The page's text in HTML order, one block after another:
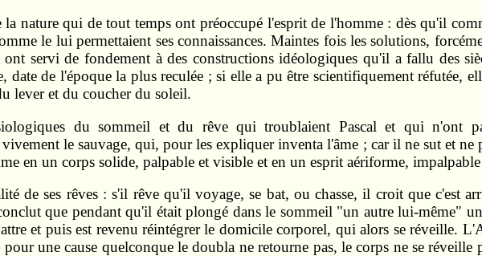
nature qui de tout temps ont préoccupé l'esprit de l'homme : dès qu'il
le lui permettaient ses connaissances. Maintes fois les solutions,
ont servi de fonde­ment à des constructions idéologiques qu'il a fallu des
de l'époque la plus reculée ; si elle a pu être scientifiquement réfutée,
lever et du coucher du soleil.
du sommeil et du rêve qui troublaient Pascal et qui n'ont
le sauvage, qui, pour les expliquer inventa l'âme ; car il ne sut et
en un corps solide, palpable et visible et en un esprit aériforme,
de ses rêves : s'il rêve qu'il voyage, se bat, ou chasse, il croit que c'est
que pendant qu'il était plongé dans le sommeil "un autre lui-même"
et puis est revenu réintégrer le domicile corporel, qui alors se réveille.
une cause quelconque le doubla ne retourne pas, le corps ne se réveille